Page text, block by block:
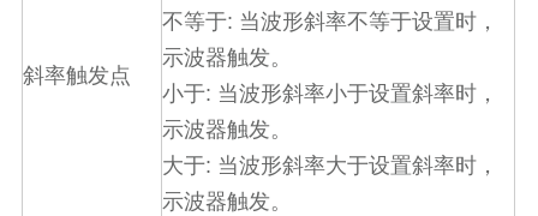
斜率触发点
不等于: 当波形斜率不等于设置时，
示波器触发。
小于: 当波形斜率小于设置斜率时，
示波器触发。
大于: 当波形斜率大于设置斜率时，
示波器触发。